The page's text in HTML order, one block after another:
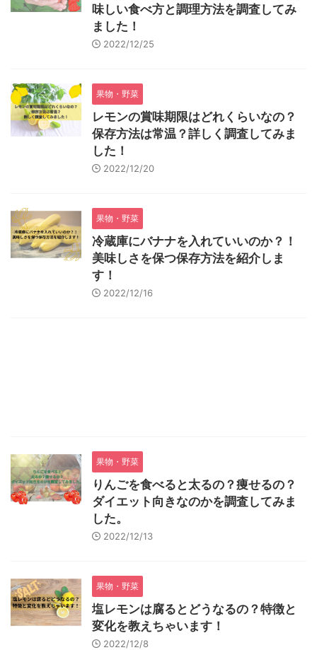
味しい食べ方と調理方法を調査してみ
ました！
2022/12/25
果物・野菜
レモンの賞味期限はどれくらいなの？
保存方法は常温？詳しく調査してみま
した！
2022/12/20
果物・野菜
冷蔵庫にバナナを入れていいのか？！
美味しさを保つ保存方法を紹介しま
す！
2022/12/16
果物・野菜
りんごを食べると太るの？痩せるの？
ダイエット向きなのかを調査してみま
した。
2022/12/13
果物・野菜
塩レモンは腐るとどうなるの？特徴と
変化を教えちゃいます！
2022/12/8